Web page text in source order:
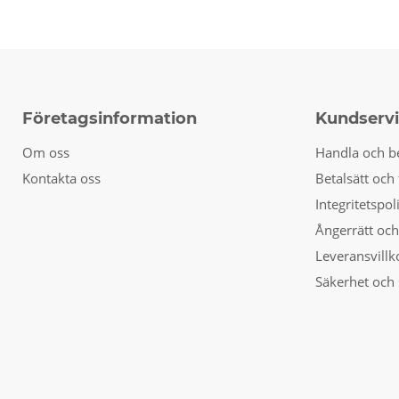
Företagsinformation
Om oss
Kontakta oss
Handla och
Betalsätt
Ångerrätt
Säkerhet och